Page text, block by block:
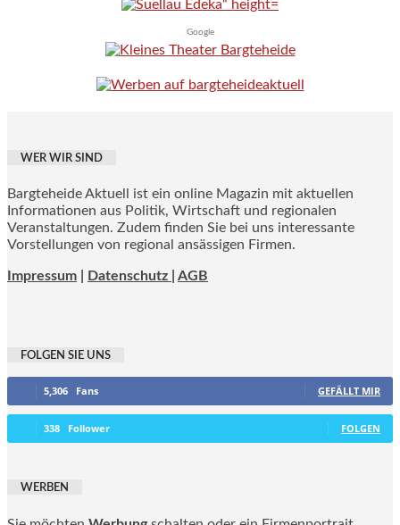
Google
WER WIR SIND
Bargteheide Aktuell ist ein online Magazin mit aktuellen
Informationen aus Politik, Wirtschaft und regionalen
Veranstaltungen. Zudem finden Sie bei uns interessante
Vorstellungen von regional ansässigen Firmen.
Impressum Datenschutz | AGB
FOLGEN SIE UNS
5,306 Fans GEFÄLLT MIR
338 Follower FOLGEN
WERBEN